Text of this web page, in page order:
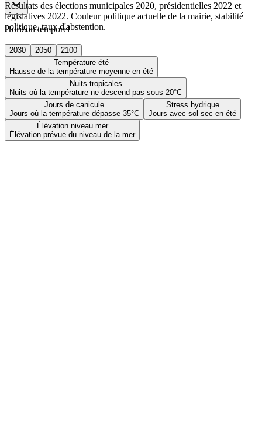
Horizon temporel
2030 2050
2100
Température été
Hausse de la température moyenne en été
Nuits tropicales
Nuits où la température ne descend pas sous 20°C
Jours de canicule
Jours où la température dépasse 35°C
Stress hydrique
Jours avec sol sec en été
Élévation niveau mer
Élévation prévue du niveau de la mer
Résultats des élections municipales 2020, présidentielles 2022 et
législatives 2022. Couleur politique actuelle de la mairie, stabilité
politique, taux d'abstention.